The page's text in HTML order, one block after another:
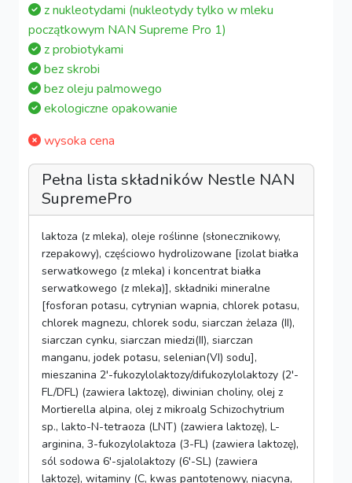
z nukleotydami (nukleotydy tylko w mleku
początkowym NAN Supreme Pro 1)
z probiotykami
bez skrobi
bez oleju palmowego
ekologiczne opakowanie
wysoka cena
Pełna lista składników Nestle NAN
SupremePro
laktoza (z mleka), oleje roślinne (słonecznikowy,
rzepakowy), częściowo hydrolizowane [izolat białka
serwatkowego (z mleka) i koncentrat białka
serwatkowego (z mleka)], składniki mineralne
[fosforan potasu, cytrynian wapnia, chlorek potasu,
chlorek magnezu, chlorek sodu, siarczan żelaza (II),
siarczan cynku, siarczan miedzi(II), siarczan
manganu, jodek potasu, selenian(VI) sodu],
mieszanina 2'-fukozylolaktozy/difukozylolaktozy (2'-
FL/DFL) (zawiera laktozę), diwinian choliny, olej z
Mortierella alpina, olej z mikroalg Schizochytrium
sp., lakto-N-tetraoza (LNT) (zawiera laktozę), L-
arginina, 3-fukozylolaktoza (3-FL) (zawiera laktozę),
sól sodowa 6'-sjalolaktozy (6'-SL) (zawiera
laktozę), witaminy (C, kwas pantotenowy, niacyna,